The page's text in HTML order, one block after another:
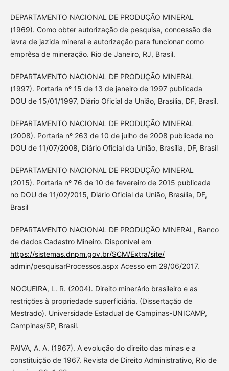
DEPARTAMENTO NACIONAL DE PRODUÇÃO MINERAL
(1969). Como obter autorização de pesquisa, concessão de
lavra de jazida mineral e autorização para funcionar como
emprêsa de mineração. Rio de Janeiro, RJ, Brasil.
DEPARTAMENTO NACIONAL DE PRODUÇÃO MINERAL
(1997). Portaria nº 15 de 13 de janeiro de 1997 publicada
DOU de 15/01/1997, Diário Oficial da União, Brasília, DF, Brasil.
DEPARTAMENTO NACIONAL DE PRODUÇÃO MINERAL
(2008). Portaria nº 263 de 10 de julho de 2008 publicada no
DOU de 11/07/2008, Diário Oficial da União, Brasília, DF, Brasil
DEPARTAMENTO NACIONAL DE PRODUÇÃO MINERAL
(2015). Portaria nº 76 de 10 de fevereiro de 2015 publicada
no DOU de 11/02/2015, Diário Oficial da União, Brasília, DF,
Brasil
DEPARTAMENTO NACIONAL DE PRODUÇÃO MINERAL, Banco
de dados Cadastro Mineiro. Disponível em
https://sistemas.dnpm.gov.br/SCM/Extra/site/
admin/pesquisarProcessos.aspx Acesso em 29/06/2017.
NOGUEIRA, L. R. (2004). Direito minerário brasileiro e as
restrições à propriedade superficiária. (Dissertação de
Mestrado). Universidade Estadual de Campinas-UNICAMP,
Campinas/SP, Brasil.
PAIVA, A. A. (1967). A evolução do direito das minas e a
constituição de 1967. Revista de Direito Administrativo, Rio de